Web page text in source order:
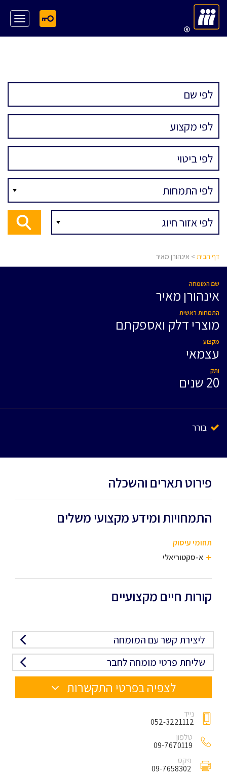
דף הבית > אינהורן מאיר
שם המומחה
אינהורן מאיר
התמחות ראשית
מוצרי דלק ואספקתם
מקצוע
עצמאי
ותק
20 שנים
בורר
פירוט תארים והשכלה
התמחויות ומידע מקצועי משלים
תחומי עיסוק
א-סקטוריאלי
קורות חיים מקצועיים
ליצירת קשר עם המומחה
שליחת פרטי מומחה לחבר
לצפיה בפרטי התקשרות
נייד
052-3221112
טלפון
09-7670119
פקס
09-7658302